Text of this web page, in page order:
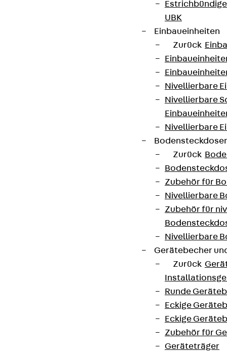
UBK
Einbaueinheiten
Zurück
Nivellierbare
Nivellierbare
Nivellierbare
Zurück
Zubehör für
Nivellierbare
Zubehör für
Nivellierbare
Gerätebecher
Zurück
Runde
Eckige
Eckige
Zubehör für
Geräteträger